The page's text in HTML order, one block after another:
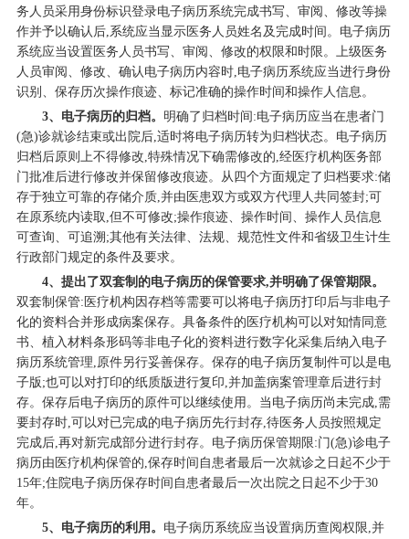
务人员采用身份标识登录电子病历系统完成书写、审阅、修改等操
作并予以确认后,系统应当显示医务人员姓名及完成时间。电子病历
系统应当设置医务人员书写、审阅、修改的权限和时限。上级医务
人员审阅、修改、确认电子病历内容时,电子病历系统应当进行身份
识别、保存历次操作痕迹、标记准确的操作时间和操作人信息。
3、电子病历的归档。 明确了归档时间:电子病历应当在患者门
(急)诊就诊结束或出院后,适时将电子病历转为归档状态。电子病历
归档后原则上不得修改,特殊情况下确需修改的,经医疗机构医务部
门批准后进行修改并保留修改痕迹。从四个方面规定了归档要求:储
存于独立可靠的存储介质,并由医患双方或双方代理人共同签封;可
在原系统内读取,但不可修改;操作痕迹、操作时间、操作人员信息
可查询、可追溯;其他有关法律、法规、规范性文件和省级卫生计生
行政部门规定的条件及要求。
4、提出了双套制的电子病历的保管要求,并明确了保管期限。
双套制保管:医疗机构因存档等需要可以将电子病历打印后与非电子
化的资料合并形成病案保存。具备条件的医疗机构可以对知情同意
书、植入材料条形码等非电子化的资料进行数字化采集后纳入电子
病历系统管理,原件另行妥善保存。保存的电子病历复制件可以是电
子版;也可以对打印的纸质版进行复印,并加盖病案管理章后进行封
存。保存后电子病历的原件可以继续使用。当电子病历尚未完成,需
要封存时,可以对已完成的电子病历先行封存,待医务人员按照规定
完成后,再对新完成部分进行封存。电子病历保管期限:门(急)诊电子
病历由医疗机构保管的,保存时间自患者最后一次就诊之日起不少于
15年;住院电子病历保存时间自患者最后一次出院之日起不少于30
年。
5、电子病历的利用。 电子病历系统应当设置病历查阅权限,并